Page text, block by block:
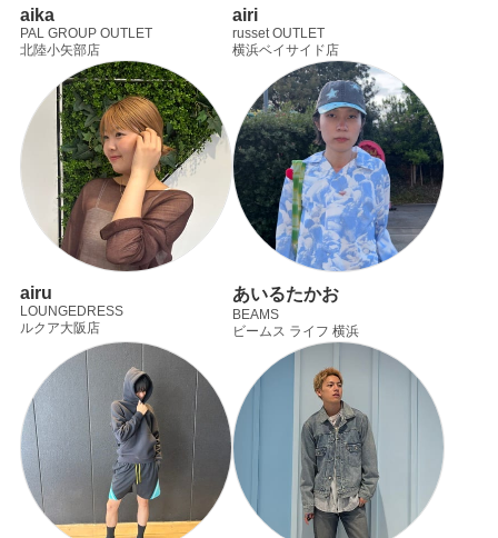
aika
PAL GROUP OUTLET
北陸小矢部店
airi
russet OUTLET
横浜ベイサイド店
airu
LOUNGEDRESS
ルクア大阪店
あいるたかお
BEAMS
ビームス ライフ 横浜